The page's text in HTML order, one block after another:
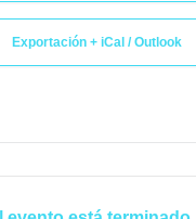
Exportación + iCal / Outlook